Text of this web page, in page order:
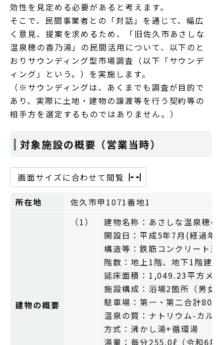
効性を見定める必要があると考えます。
そこで、民間事業者との「対話」を通じて、幅広
く意見、提案を求めるため、「旧佐久市あさしな
温泉穂の香乃湯」の民間活用について、以下のと
おりサウンディング型市場調査（以下「サウンデ
ィング」という。）を実施します。
（※サウンディングは、あくまでも調査が目的で
あり、実際に土地・建物の譲渡等を行う契約等の
相手方を選定するものではありません。）
対象施設の概要（営業当時）
画面サイズに合わせて閲覧
所在地 佐久市甲1071番地1
建物の概要
（1）
建物名称：あさしな温泉穂
開設日：平成5年7月(経過年
構造等：鉄筋コンクリート
階数：地上1階、地下1階建て
延床面積：1,049.23平方メ
施設構成：浴場2箇所（男女
駐車場：第一・第二合計80
温泉の質：ナトリウム-カル
方式：沸かし湯+循環湯
湯量：毎分255.0ℓ（令和6年